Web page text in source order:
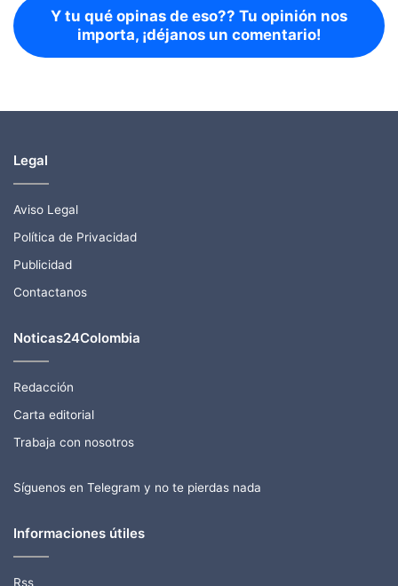
Y tu qué opinas de eso?? Tu opinión nos
importa, ¡déjanos un comentario!
Legal
Aviso Legal
Política de Privacidad
Publicidad
Contactanos
Noticas24Colombia
Redacción
Carta editorial
Trabaja con nosotros
Síguenos en Telegram y no te pierdas nada
Informaciones útiles
Rss